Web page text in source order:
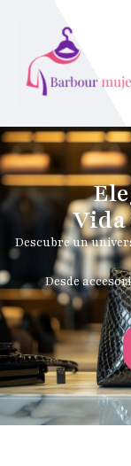
Descubre un
Desde